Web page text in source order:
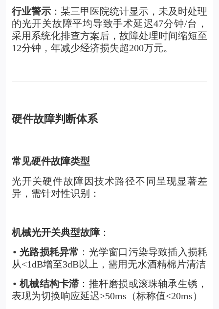
行业警示：某三甲医院统计显示，未及时处理
的光开关故障平均导致手术延迟47分钟/台，
采用系统化排查方案后，故障处理时间缩短至
12分钟，年减少经济损失超200万元。
硬件故障判断体系
常见硬件故障类型
光开关硬件故障因技术路径不同呈现显著差
异，需针对性识别：
机械光开关典型故障：
• 光路损耗异常 ：光学窗口污染导致插入损耗
从<1dB增至3dB以上，需用无水酒精棉片清洁
• 机械结构卡滞 ：推杆磨损或滚珠轴承生锈，
表现为切换响应延迟>50ms（标称值<20ms）